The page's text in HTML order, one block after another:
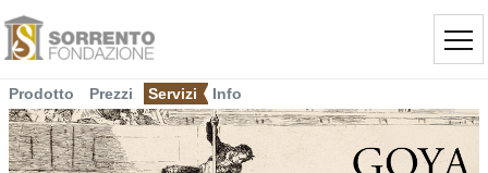
Prodotto Prezzi Servizi Info